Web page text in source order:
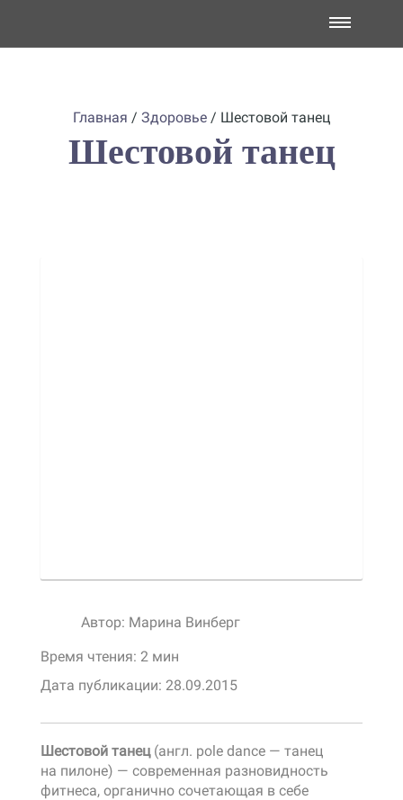
Главная / Здоровье / Шестовой танец
Шестовой танец
Автор: Марина Винберг
Время чтения: 2 мин
Дата публикации: 28.09.2015
Шестовой танец (англ. pole dance — танец
на пилоне) — современная разновидность
фитнеса, органично сочетающая в себе